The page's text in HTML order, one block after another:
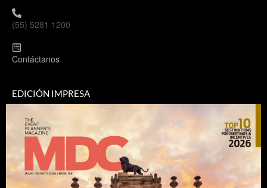
(55) 5281 1200
Contáctanos
EDICIÓN IMPRESA